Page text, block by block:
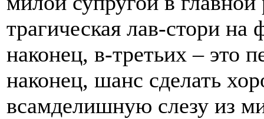
трагическая лав-стори
наконец, в-третьих – это
наконец, шанс сделать
всамделишную слезу из